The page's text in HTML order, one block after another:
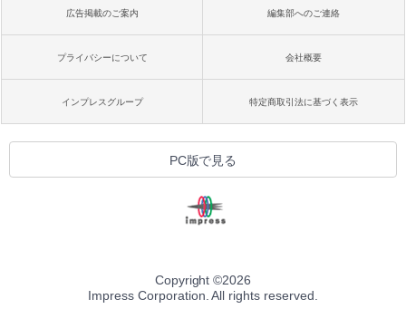
Amazon Kindle Colorsoft | 16GBストレ
ージ、防水、7インチカラーディスプレ
イ、色調調節ライト、最大8週間持続バッ
テリー、広告無し、ブラック (2025年発
売)
￥31,980
New Amazon Kindle Scribe Colorsoft |
11インチカラーディスプレイ、64GBスト
き、グラファイト
￥115,980
広告掲載のご案内 編集部へのご連絡
プライバシーについて 会社概要
インプレスグループ 特定商取引法に基づく表示
PC版で見る
Copyright ©2026
Impress Corporation. All rights reserved.